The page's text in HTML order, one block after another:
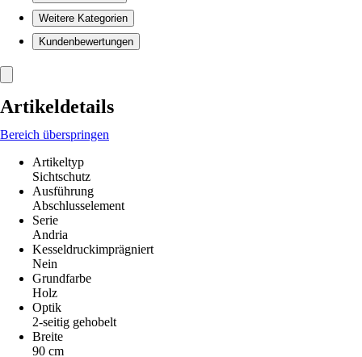
Weitere Kategorien
Kundenbewertungen
Artikeldetails
Bereich überspringen
Artikeltyp
Sichtschutz
Ausführung
Abschlusselement
Serie
Andria
Kesseldruckimprägniert
Nein
Grundfarbe
Holz
Optik
2-seitig gehobelt
Breite
90 cm